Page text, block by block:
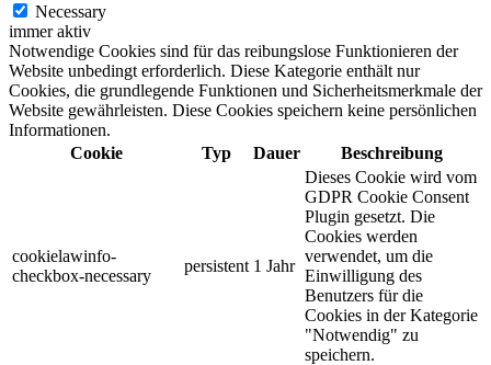
Necessary
immer aktiv
Notwendige Cookies sind für das reibungslose Funktionieren der
Website unbedingt erforderlich. Diese Kategorie enthält nur
Cookies, die grundlegende Funktionen und Sicherheitsmerkmale der
Website gewährleisten. Diese Cookies speichern keine persönlichen
Informationen.
Cookie
Typ Dauer Beschreibung
cookielawinfo-
checkbox-necessary
persistent 1 Jahr
Dieses Cookie wird vom
GDPR Cookie Consent
Plugin gesetzt. Die
Cookies werden
verwendet, um die
Einwilligung des
Benutzers für die
Cookies in der Kategorie
"Notwendig" zu
speichern.